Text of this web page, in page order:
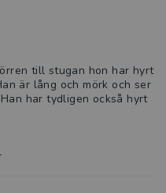
till stugan hon har hyrt
är lång och mörk och ser
har tydligen också hyrt